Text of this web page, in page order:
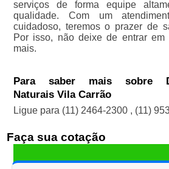
serviços de forma equipe
qualidade. Com um
cuidadoso, teremos o prazer de
Por isso, não deixe de entrar em
mais.
Para saber mais sobre
Naturais Vila Carrão
Ligue para (11) 2464-2300 , (11)
Faça sua cotação